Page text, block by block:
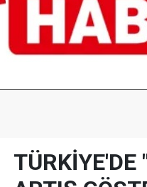
TÜRKİYE'DE